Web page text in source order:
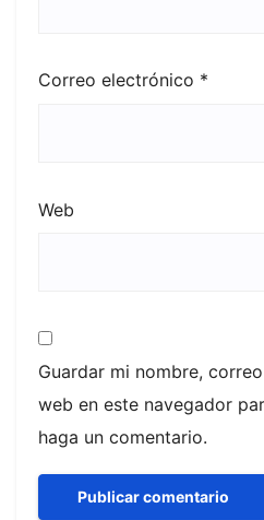
Correo electrónico *
Web
Guardar mi nombre,
web en este navegador
haga un comentario.